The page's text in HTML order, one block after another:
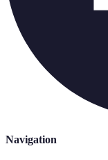
Navigation